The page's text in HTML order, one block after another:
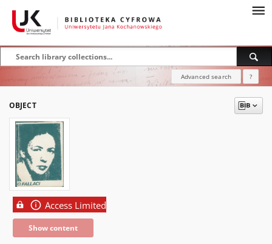
Advanced search ?
OBJECT
Access Limited
Show content